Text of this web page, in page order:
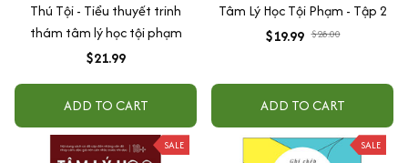
Thú Tội - Tiểu thuyết trinh
thám tâm lý học tội phạm
$21.99
ADD TO CART
Tâm Lý Học Tội Phạm - Tập 2
$19.99 $28.00
ADD TO CART
SALE SALE